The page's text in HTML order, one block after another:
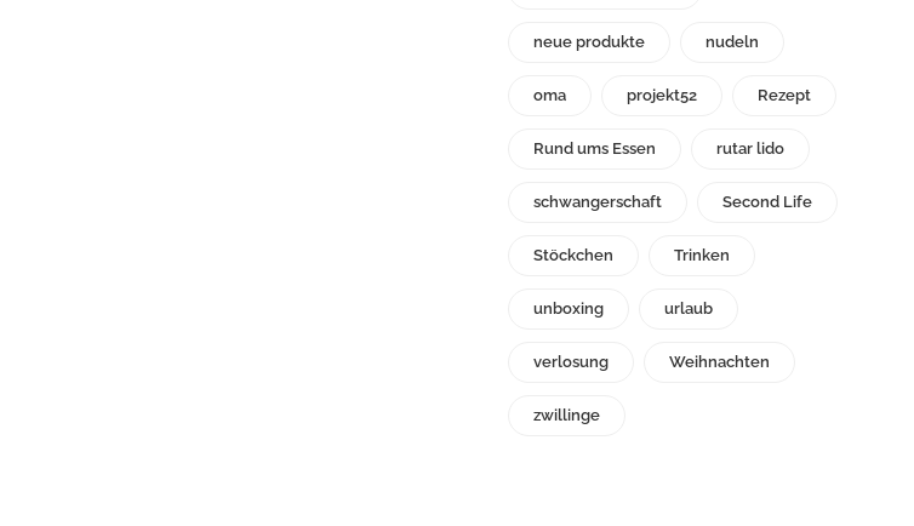
neue produkte nudeln
oma projekt52 Rezept
Rund ums Essen rutar lido
schwangerschaft Second Life
Stöckchen Trinken
unboxing urlaub
verlosung Weihnachten
zwillinge